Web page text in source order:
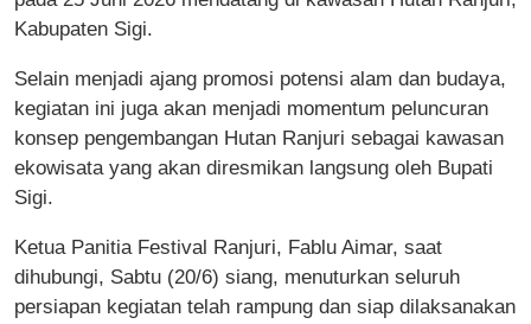
Kabupaten Sigi.
Selain menjadi ajang promosi potensi alam dan budaya,
kegiatan ini juga akan menjadi momentum peluncuran
konsep pengembangan Hutan Ranjuri sebagai kawasan
ekowisata yang akan diresmikan langsung oleh Bupati
Sigi.
Ketua Panitia Festival Ranjuri, Fablu Aimar, saat
dihubungi, Sabtu (20/6) siang, menuturkan seluruh
persiapan kegiatan telah rampung dan siap dilaksanakan